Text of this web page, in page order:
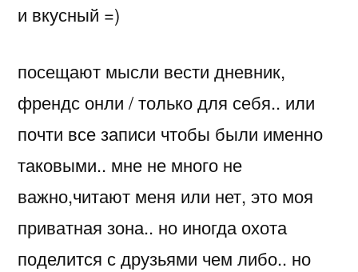
и вкусный =)
посещают мысли вести дневник,
френдс онли / только для себя.. или
почти все записи чтобы были именно
таковыми.. мне не много не
важно,читают меня или нет, это моя
приватная зона.. но иногда охота
поделится с друзьями чем либо.. но